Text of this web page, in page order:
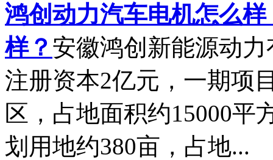
鸿创动力汽车电机怎么
样？ 安徽鸿创新能源动
注册资本2亿元，一期项
区，占地面积约15000平
划用地约380亩，占地...